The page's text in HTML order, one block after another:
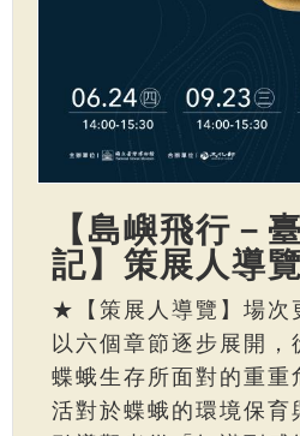
【島嶼飛行－
記】策展人導
★【策展人導覽】場次
以六個章節逐步展開，
蝶蛾生存所面對的重重
活對於蝶蛾的環境保育